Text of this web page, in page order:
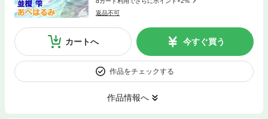
返品不可
カートへ 今すぐ買う
作品をチェックする
作品情報へ